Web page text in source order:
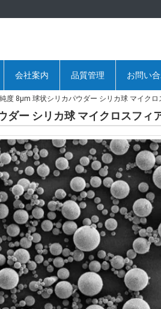
会社案内 品質管理 お問い
度 8μm 球状シリカパウダー シリカ球 マイクロ
ダー シリカ球 マイクロスフィ